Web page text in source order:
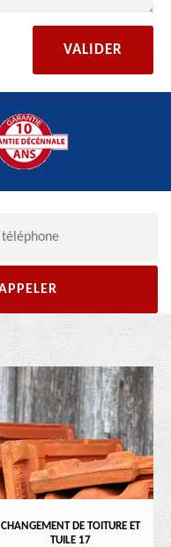
CHANGEMENT DE TOITURE ET
TUILE 17